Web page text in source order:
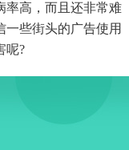
率高，而且还非常难
一些街头的广告使用
呢?